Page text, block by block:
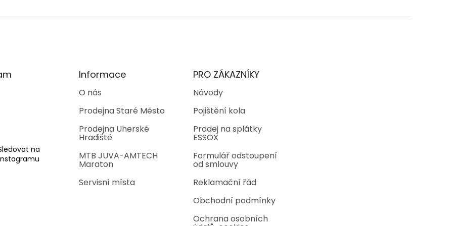
na
Informace
O nás
Prodejna Staré Město
Prodejna Uherské
Hradiště
MTB JUVA-AMTECH
Maraton
Servisní místa
PRO ZÁKAZNÍKY
Návody
Pojištění kola
Prodej na splátky
ESSOX
Formulář odstoupení
od smlouvy
Reklamační řád
Obchodní podmínky
Ochrana osobních